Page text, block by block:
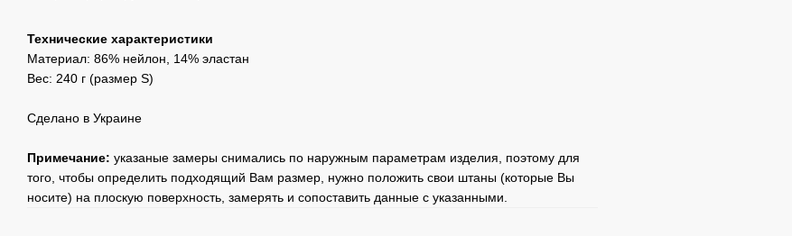
Технические характеристики
Материал: 86% нейлон, 14% эластан
Вес: 240 г (размер S)
Сделано в Украине
Примечание: указаные замеры снимались по наружным параметрам изделия, поэтому для
того, чтобы определить подходящий Вам размер, нужно положить свои штаны (которые Вы
носите) на плоскую поверхность, замерять и сопоставить данные с указанными.